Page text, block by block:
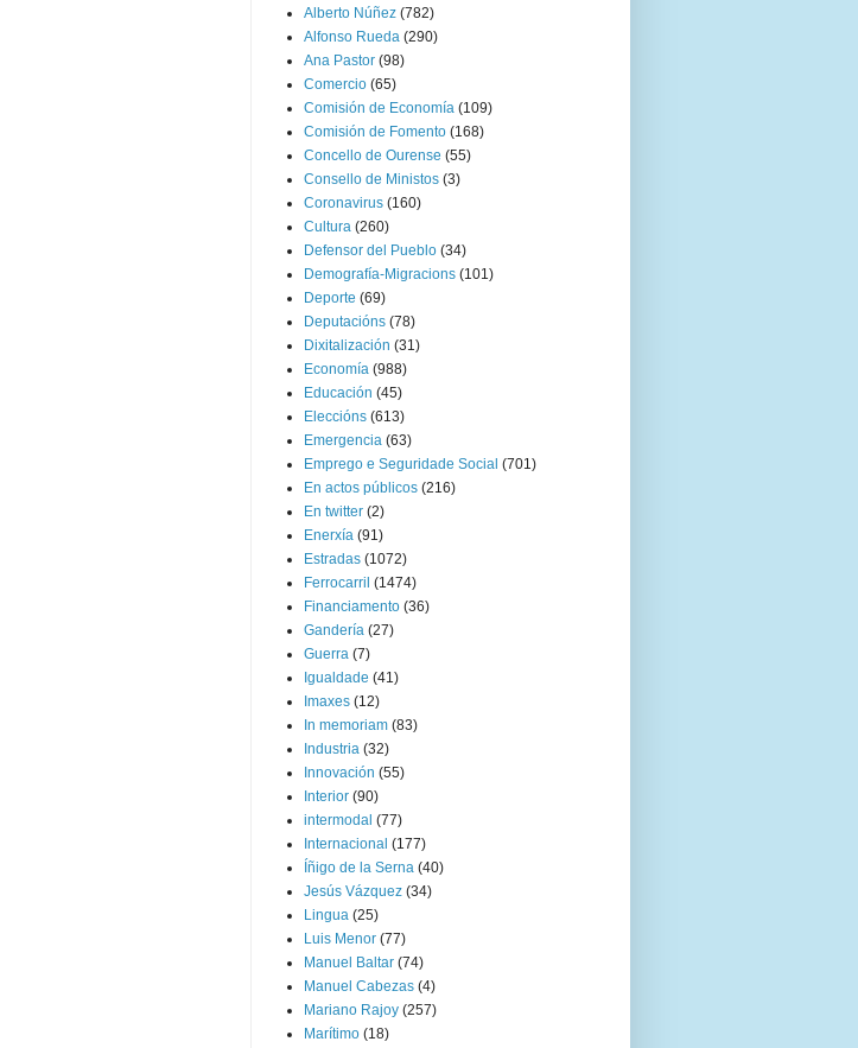
Alberto Núñez (782)
Alfonso Rueda (290)
Ana Pastor (98)
Comercio (65)
Comisión de Economía (109)
Comisión de Fomento (168)
Concello de Ourense (55)
Consello de Ministos (3)
Coronavirus (160)
Cultura (260)
Defensor del Pueblo (34)
Demografía-Migracions (101)
Deporte (69)
Deputacións (78)
Dixitalización (31)
Economía (988)
Educación (45)
Eleccións (613)
Emergencia (63)
Emprego e Seguridade Social (701)
En actos públicos (216)
En twitter (2)
Enerxía (91)
Estradas (1072)
Ferrocarril (1474)
Financiamento (36)
Gandería (27)
Guerra (7)
Igualdade (41)
Imaxes (12)
In memoriam (83)
Industria (32)
Innovación (55)
Interior (90)
intermodal (77)
Internacional (177)
Íñigo de la Serna (40)
Jesús Vázquez (34)
Lingua (25)
Luis Menor (77)
Manuel Baltar (74)
Manuel Cabezas (4)
Mariano Rajoy (257)
Marítimo (18)